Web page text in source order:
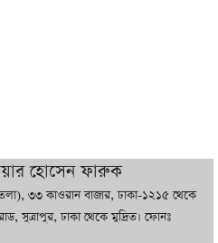
মরিচে ‘আগুন’, ‘এত দাম তো
হোসেন ফারুক
৩৩ কাওরান বাজার, ঢাকা-১২১৫ থেকে
সুত্রাপুর, ঢাকা থেকে মুদ্রিত। ফোনঃ